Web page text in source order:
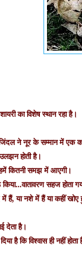
का विशेष स्‍थान रहा है।
जिंदल ने नूर के सम्‍मान में एक
होती है।
कितनी समझ में आएगी।
सहज होता
में हैं, या नशे में हैं या कहीं खोए
देता है।
है कि विश्‍वास ही नहीं